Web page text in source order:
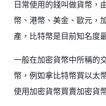
日常使用的錢叫做貨幣，
幣、港幣、美金、歐元，
產，比特幣是目前知名度
一般在加密貨幣中所稱的
幣，例如拿比特幣買以太
使用加密貨幣買賣加密貨